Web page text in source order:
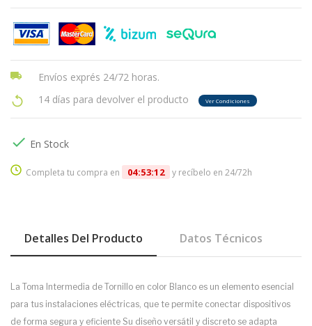
Envíos exprés 24/72 horas.
14 días para devolver el producto
Ver Condiciones
 En Stock
Completa tu compra en 04:53:12 y recíbelo en 24/72h
Detalles Del Producto Datos Técnicos
La Toma Intermedia de Tornillo en color Blanco es un elemento esencial
para tus instalaciones eléctricas, que te permite conectar dispositivos
de forma segura y eficiente Su diseño versátil y discreto se adapta